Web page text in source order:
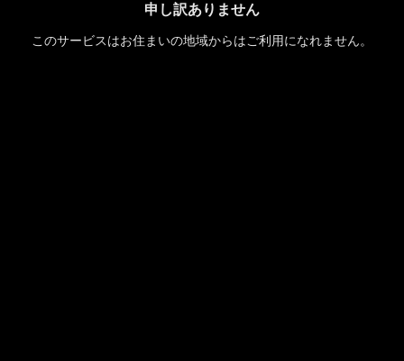
申し訳ありません
このサービスはお住まいの地域からはご利用になれません。